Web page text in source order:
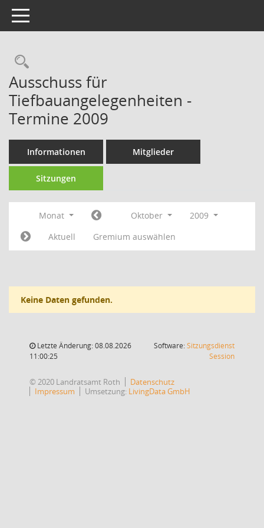
Toggle navigation
Rechercheauswahl
Ausschuss für
Tiefbauangelegenheiten -
Termine 2009
Informationen Mitglieder
Sitzungen
Monat Oktober
2009
Aktuell
Gremium auswählen
Keine Daten gefunden.
Letzte Änderung: 08.08.2026
11:00:25
Software:Sitzungsdienst
Session(Wird in
© 2020 Landratsamt Roth
Datenschutz
Impressum
Umsetzung: LivingData GmbH